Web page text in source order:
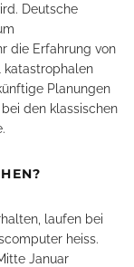
Deutsche
die Erfahrung von
katastrophalen
Planungen
den klassischen
laufen bei
heiss.
Januar